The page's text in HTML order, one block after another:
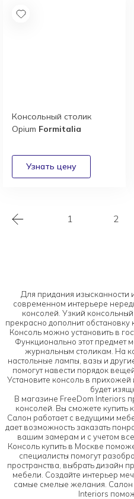
Консольный столик
Opium Formitalia
1 2
Для придания изысканности
современном интерьере
консолей. Узкий
прекрасно дополнит обстановку
Консоль можно установить в
Функционально этот предмет
журнальным столикам. На
настольные лампы, вазы и
помогут навести порядок
Установите консоль в
будет
В магазине FreeDom Interiors
консолей. Вы сможете купить
Салон работает с ведущими
дает возможность заказать
вашим замерам и с учетом
Консоль купить в Москве
специалисты помогут
пространства, выбрать дизайн
мебели. Создайте интерьер
самые смелые желания. Салон
Interiors